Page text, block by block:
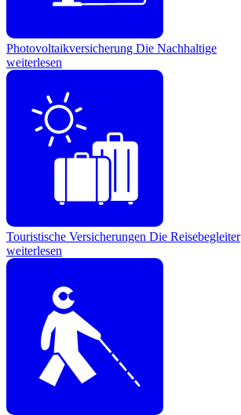
Photovoltaikversicherung Die Nachhaltige
weiterlesen
Touristische Versicherungen Die Reisebegleiter
weiterlesen